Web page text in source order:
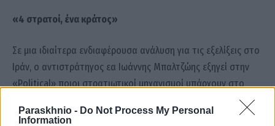
Paraskhnio - Do Not Process My Personal
Information
«4 στρατοί, ένα κράτος»
Σε μια ιδιαίτερα ενδιαφέρουσα ανάλυση για τις εξελίξεις στο
Ιράν, ο αντιστράτηγος εα Ιωάννης Μπαλτζώης εξηγεί στην
«Political» ποιοι στρατιωτικοί μηχανισμοί υπάρχουν στο
εσωτερικό της χώρας. Σύμφωνα με τον ίδιο, η στρατιωτική
ισορροπία στο Ιράν είναι πολύ πιο περίπλοκη από ό,τι συχνά